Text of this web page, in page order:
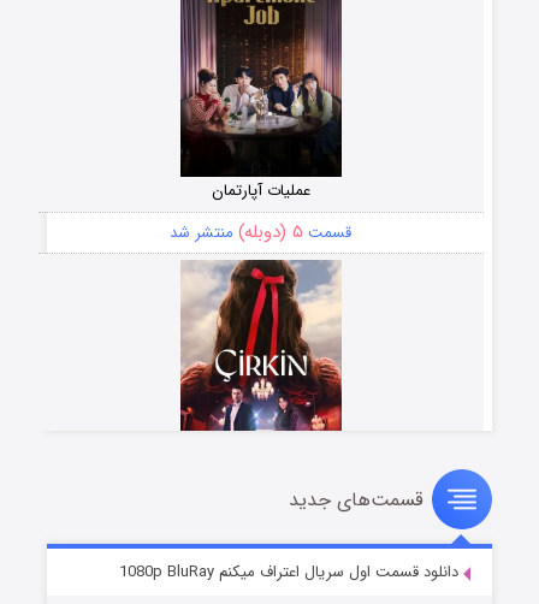
عملیات آپارتمان
قسمت ۵ (دوبله) منتشر شد
سریال زشت
قسمت۲ (زیرنویس) منتشر شد
قسمت‌های جدید
دانلود قسمت اول سریال اعتراف میکنم 1080p BluRay